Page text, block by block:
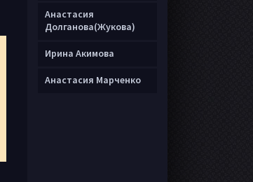
Анастасия
Долганова(Жукова)
Ирина Акимова
Анастасия Марченко